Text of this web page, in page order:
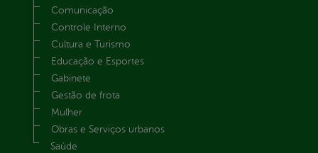
Comunicação
Controle Interno
Cultura e Turismo
Educação e Esportes
Gabinete
Gestão de frota
Mulher
Obras e Serviços urbanos
Saúde